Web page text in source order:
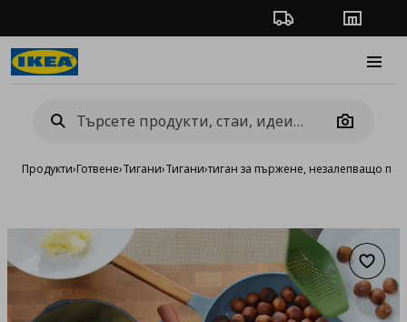
Проследяване на
Camera
Продукти›Готвене›Тигани›Тигани›тиган за пържене, незалепващо